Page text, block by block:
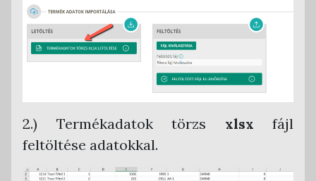
2.) Termékadatok törzs xlsx fájl
feltöltése adatokkal.